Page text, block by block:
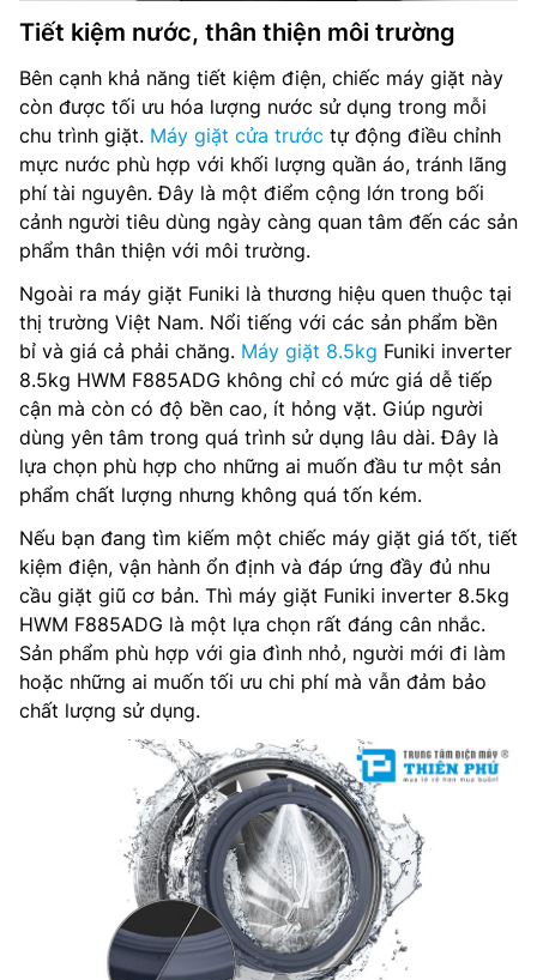
Tiết kiệm nước, thân thiện môi trường
Bên cạnh khả năng tiết kiệm điện, chiếc máy giặt này
còn được tối ưu hóa lượng nước sử dụng trong mỗi
chu trình giặt. Máy giặt cửa trước tự động điều chỉnh
mực nước phù hợp với khối lượng quần áo, tránh lãng
phí tài nguyên. Đây là một điểm cộng lớn trong bối
cảnh người tiêu dùng ngày càng quan tâm đến các sản
phẩm thân thiện với môi trường.
Ngoài ra máy giặt Funiki là thương hiệu quen thuộc tại
thị trường Việt Nam. Nổi tiếng với các sản phẩm bền
bỉ và giá cả phải chăng. Máy giặt 8.5kg Funiki inverter
8.5kg HWM F885ADG không chỉ có mức giá dễ tiếp
cận mà còn có độ bền cao, ít hỏng vặt. Giúp người
dùng yên tâm trong quá trình sử dụng lâu dài. Đây là
lựa chọn phù hợp cho những ai muốn đầu tư một sản
phẩm chất lượng nhưng không quá tốn kém.
Nếu bạn đang tìm kiếm một chiếc máy giặt giá tốt, tiết
kiệm điện, vận hành ổn định và đáp ứng đầy đủ nhu
cầu giặt giũ cơ bản. Thì máy giặt Funiki inverter 8.5kg
HWM F885ADG là một lựa chọn rất đáng cân nhắc.
Sản phẩm phù hợp với gia đình nhỏ, người mới đi làm
hoặc những ai muốn tối ưu chi phí mà vẫn đảm bảo
chất lượng sử dụng.